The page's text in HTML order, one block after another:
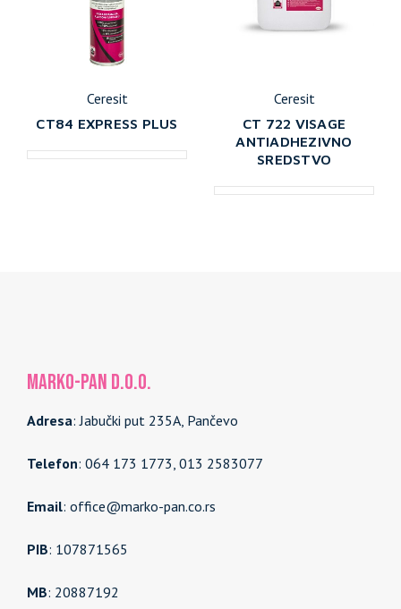
Ceresit
CT84 EXPRESS PLUS
Ceresit
CT 722 VISAGE
ANTIADHEZIVNO
SREDSTVO
MARKO-PAN d.o.o.
Adresa: Jabučki put 235A, Pančevo
Telefon: 064 173 1773, 013 2583077
Email: office@marko-pan.co.rs
PIB: 107871565
MB: 20887192